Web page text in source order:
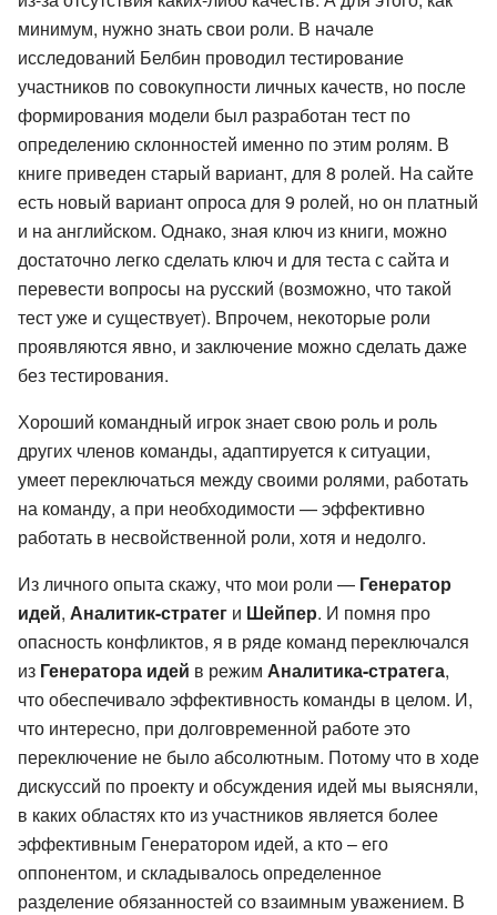
минимум, нужно знать свои роли. В начале
исследований Белбин проводил тестирование
участников по совокупности личных качеств, но после
формирования модели был разработан тест по
определению склонностей именно по этим ролям. В
книге приведен старый вариант, для 8 ролей. На сайте
есть новый вариант опроса для 9 ролей, но он платный
и на английском. Однако, зная ключ из книги, можно
достаточно легко сделать ключ и для теста с сайта и
перевести вопросы на русский (возможно, что такой
тест уже и существует). Впрочем, некоторые роли
проявляются явно, и заключение можно сделать даже
без тестирования.
Хороший командный игрок знает свою роль и роль
других членов команды, адаптируется к ситуации,
умеет переключаться между своими ролями, работать
на команду, а при необходимости — эффективно
работать в несвойственной роли, хотя и недолго.
Из личного опыта скажу, что мои роли — Генератор
идей, Аналитик-стратег и Шейпер. И помня про
опасность конфликтов, я в ряде команд переключался
из Генератора идей в режим Аналитика-стратега,
что обеспечивало эффективность команды в целом. И,
что интересно, при долговременной работе это
переключение не было абсолютным. Потому что в ходе
дискуссий по проекту и обсуждения идей мы выясняли,
в каких областях кто из участников является более
эффективным Генератором идей, а кто – его
оппонентом, и складывалось определенное
разделение обязанностей со взаимным уважением. В